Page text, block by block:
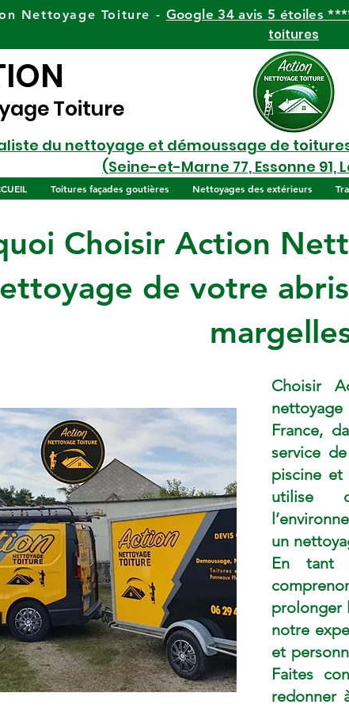
Nettoyage Toiture - Google 34 avis 5 étoiles
toitures
Toiture
du nettoyage et démoussage de
(Seine-et-Marne 77, Essonne 91,
Toitures façades goutières Nettoyages des extérieurs
Choisir Action
de votre
Choisir
France,
service
piscine et
utilise
un
En tant
prolonger
notre
et
Faites
redonner